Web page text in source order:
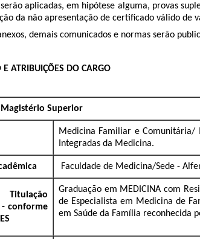
serão aplicadas, em hipótese alguma, provas
da não apresentação de certificado válido de
demais comunicados e normas serão
E ATRIBUIÇÕES DO CARGO
Superior
Medicina Familiar e
Integradas da Medicina.
Faculdade de Medicina/Sede -
- conforme
Graduação em MEDICINA com
de Especialista em Medicina de
em Saúde da Família reconhecida